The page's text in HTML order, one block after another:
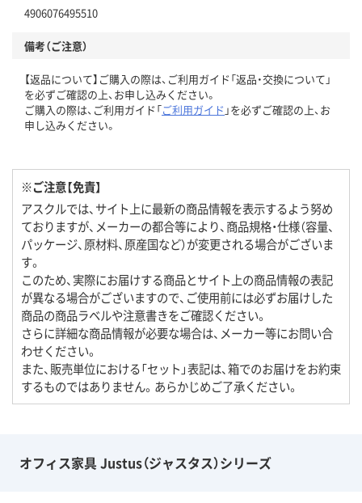
4906076495510
備考（ご注意）
【返品について】ご購入の際は、ご利用ガイド「返品・交換について」
を必ずご確認の上、お申し込みください。
ご購入の際は、ご利用ガイド「ご利用ガイド 」を必ずご確認の上、お
申し込みください。
※ご注意【免責】
アスクルでは、サイト上に最新の商品情報を表示するよう努め
ておりますが、メーカーの都合等により、商品規格・仕様（容量、
パッケージ、原材料、原産国など）が変更される場合がございま
す。
このため、実際にお届けする商品とサイト上の商品情報の表記
が異なる場合がございますので、ご使用前には必ずお届けした
商品の商品ラベルや注意書きをご確認ください。
さらに詳細な商品情報が必要な場合は、メーカー等にお問い合
わせください。
また、販売単位における「セット」表記は、箱でのお届けをお約束
するものではありません。あらかじめご了承ください。
オフィス家具 Justus（ジャスタス）シリーズ